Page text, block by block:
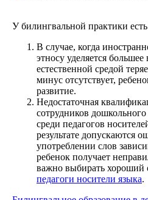
У билингвальной практики есть
В случае, когда
этносу уделяется
естественной средой
минус отсутствует,
развитие.
Недостаточная
сотрудников
среди педагогов
результате допускаются
употреблении слов
ребенок получает
важно выбирать хороший
педагоги носители языка.